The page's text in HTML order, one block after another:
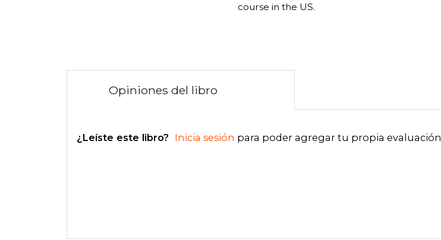
course in the US.
Opiniones del libro
¿Leíste este libro? Inicia sesión para poder agregar tu propia evaluación